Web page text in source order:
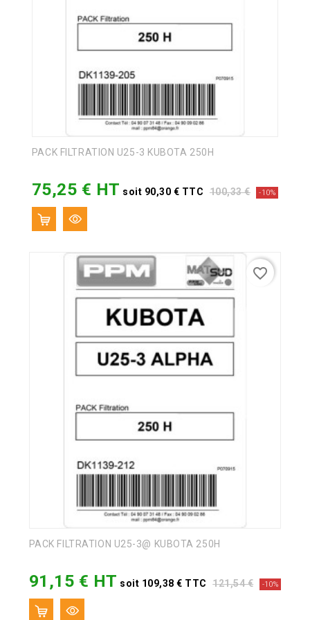
PACK FILTRATION U25-3 KUBOTA 250H
75,25 € HT soit 90,30 € TTC
Prix
100,33 € Prix
-10%
PACK FILTRATION U25-3@ KUBOTA 250H
91,15 € HT soit 109,38 € TTC
Prix
121,54 € Prix
-10%
favorite_border